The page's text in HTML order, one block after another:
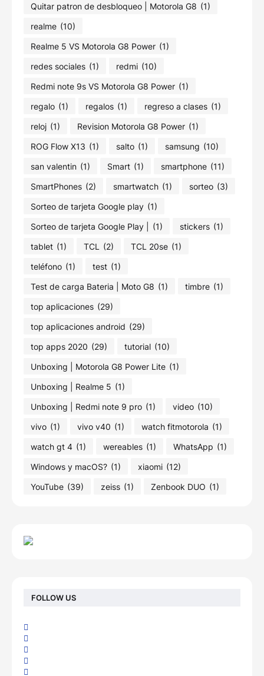
Quitar patron de desbloqueo | Motorola G8 (1)
realme (10)
Realme 5 VS Motorola G8 Power (1)
redes sociales (1) redmi (10)
Redmi note 9s VS Motorola G8 Power (1)
regalo (1) regalos (1) regreso a clases (1)
reloj (1) Revision Motorola G8 Power (1)
ROG Flow X13 (1) salto (1) samsung (10)
san valentin (1) Smart (1) smartphone (11)
SmartPhones (2) smartwatch (1) sorteo (3)
Sorteo de tarjeta Google play (1)
Sorteo de tarjeta Google Play |
(1) stickers (1)
tablet (1) TCL (2) TCL 20se (1)
teléfono (1) test (1)
Test de carga Bateria | Moto G8 (1) timbre (1)
top aplicaciones (29)
top aplicaciones android (29)
top apps 2020 (29) tutorial (10)
Unboxing | Motorola G8 Power Lite (1)
Unboxing | Realme 5 (1)
Unboxing | Redmi note 9 pro (1) video (10)
vivo (1) vivo v40 (1) watch fitmotorola (1)
watch gt 4 (1) wereables (1) WhatsApp (1)
Windows y macOS? (1) xiaomi (12)
YouTube (39) zeiss (1) Zenbook DUO (1)
FOLLOW US